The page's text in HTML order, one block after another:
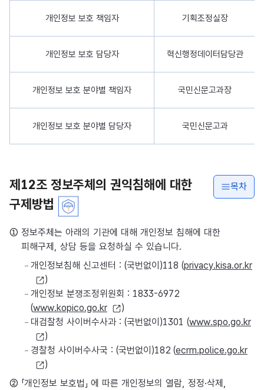
개인정보 보호 책임자 기획조정실장
개인정보 보호 담당자 혁신행정데이터담당관
개인정보 보호 분야별 책임자 국민신문고과장
개인정보 보호 분야별 담당자 국민신문고과
제12조 정보주체의 권익침해에 대한
구제방법
목차
① 정보주체는 아래의 기관에 대해 개인정보 침해에 대한
피해구제, 상담 등을 요청하실 수 있습니다.
개인정보침해 신고센터 : (국번없이)118 (privacy.kisa.or.kr
)
개인정보 분쟁조정위원회 : 1833-6972
(www.kopico.go.kr
)
대검찰청 사이버수사과 : (국번없이)1301 (www.spo.go.kr
)
경찰청 사이버수사국 : (국번없이)182 (ecrm.police.go.kr
)
② 「개인정보 보호법」 에 따른 개인정보의 열람, 정정·삭제,